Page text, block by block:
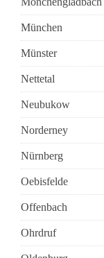
München
Münster
Nettetal
Neubukow
Norderney
Nürnberg
Oebisfelde
Offenbach
Ohrdruf